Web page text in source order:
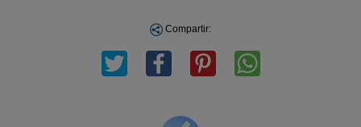
Compartir: